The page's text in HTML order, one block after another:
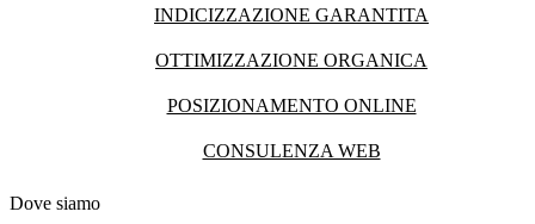
INDICIZZAZIONE GARANTITA
OTTIMIZZAZIONE ORGANICA
POSIZIONAMENTO ONLINE
CONSULENZA WEB
Dove siamo